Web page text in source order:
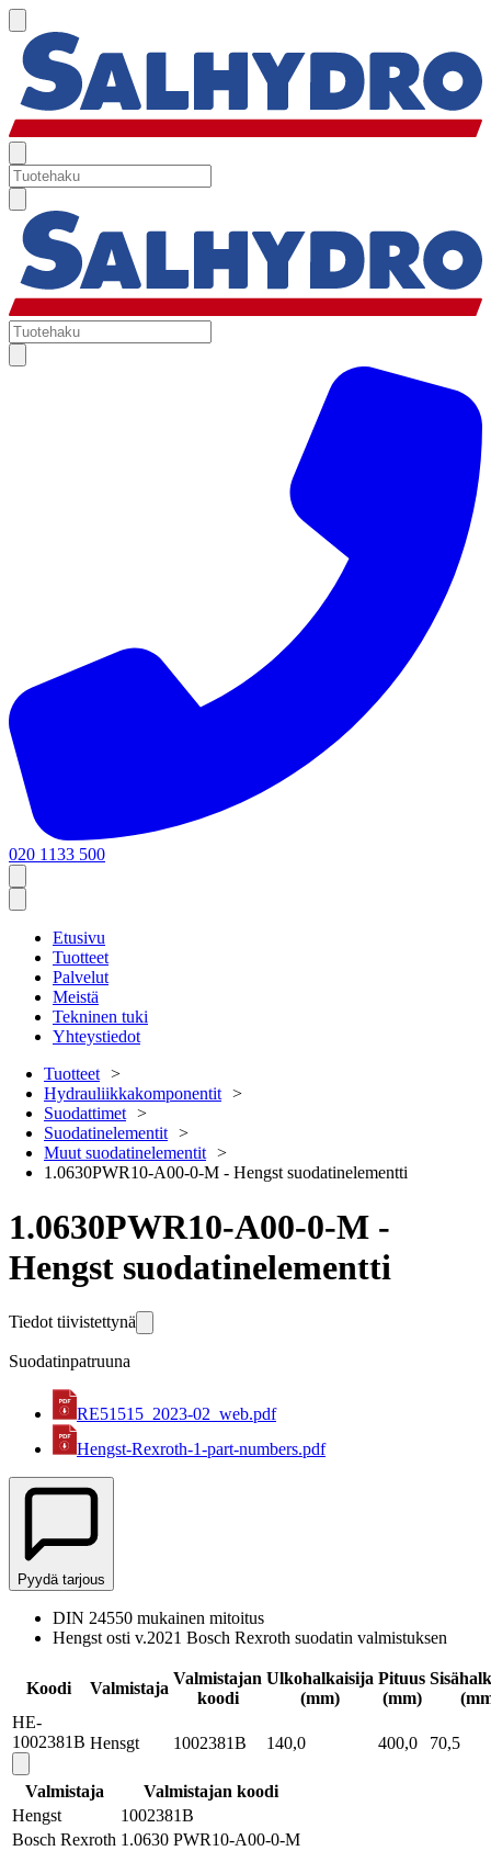
020 1133 500
Etusivu
Tuotteet
Palvelut
Meistä
Tekninen tuki
Yhteystiedot
Tuotteet
Hydrauliikkakomponentit
Suodattimet
Suodatinelementit
Muut suodatinelementit
1.0630PWR10-A00-0-M - Hengst suodatinelementti
1.0630PWR10-A00-0-M -
Hengst suodatinelementti
Tiedot tiivistettynä
Suodatinpatruuna
RE51515_2023-02_web.pdf
Hengst-Rexroth-1-part-numbers.pdf
Pyydä tarjous
DIN 24550 mukainen mitoitus
Hengst osti v.2021 Bosch Rexroth suodatin valmistuksen
Koodi Valmistaja
Valmistajan
koodi
Ulkohalkaisija
(mm)
Pituus
(mm)
HE-
1002381B Hensgt 1002381B 140,0 400,0 70,5
Valmistaja
Valmistajan koodi
Hengst
1002381B
Bosch Rexroth 1.0630 PWR10-A00-0-M